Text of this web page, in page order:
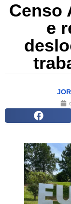
Censo
e